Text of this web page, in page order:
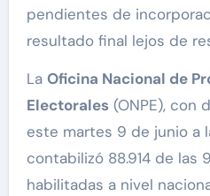
pendientes de
resultado final lejos de
La Oficina Nacional de
Electorales(ONPE), con
este martes 9 de junio a
contabilizó 88.914 de las
habilitadas a nivel